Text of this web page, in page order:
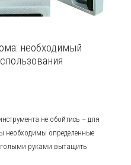
необходимый
не обойтись – для
определенные
голыми руками вытащить